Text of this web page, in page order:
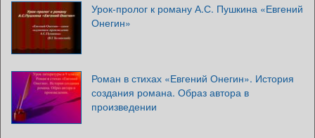
Урок-пролог к роману А.С. Пушкина «Евгений
Онегин»
Роман в стихах «Евгений Онегин». История
создания романа. Образ автора в
произведении